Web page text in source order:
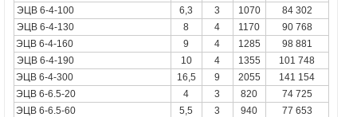
ЭЦВ 6-4-100
6,3 3 1070
84 302
ЭЦВ 6-4-130
8 4 1170
90 768
ЭЦВ 6-4-160
9 4 1285
98 881
ЭЦВ 6-4-190
10 4 1355
101 748
ЭЦВ 6-4-300
16,5 9 2055
141 154
ЭЦВ 6-6.5-20
4 3 820
74 725
ЭЦВ 6-6.5-60
5,5 3 940
77 653